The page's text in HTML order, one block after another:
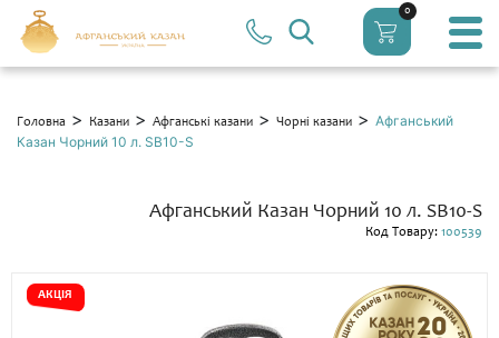
0
Головна > Казани > Афганські казани > Чорні казани > Афганський
Казан Чорний 10 л. SB10-S
Афганський Казан Чорний 10 л. SB10-S
Код Товару: 100539
АКЦІЯ